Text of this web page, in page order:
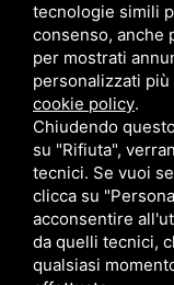
Contatti
Via Giolitti, 5 -
+39 0331 1542871
+39 334 1291872
Whatsapp
tecnologie simili
consenso, anche
per mostrati
personalizzati
cookie policy.
Chiudendo
su "Rifiuta",
tecnici. Se vuoi
clicca su
acconsentire
da quelli tecnici,
qualsiasi